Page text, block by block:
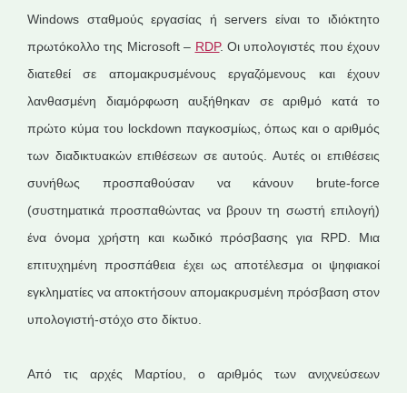
Windows σταθμούς εργασίας ή servers είναι το ιδιόκτητο
πρωτόκολλο της Microsoft – RDP. Οι υπολογιστές που έχουν
διατεθεί σε απομακρυσμένους εργαζόμενους και έχουν
λανθασμένη διαμόρφωση αυξήθηκαν σε αριθμό κατά το
πρώτο κύμα του lockdown παγκοσμίως, όπως και ο αριθμός
των διαδικτυακών επιθέσεων σε αυτούς. Αυτές οι επιθέσεις
συνήθως προσπαθούσαν να κάνουν brute-force
(συστηματικά προσπαθώντας να βρουν τη σωστή επιλογή)
ένα όνομα χρήστη και κωδικό πρόσβασης για RPD. Μια
επιτυχημένη προσπάθεια έχει ως αποτέλεσμα οι ψηφιακοί
εγκληματίες να αποκτήσουν απομακρυσμένη πρόσβαση στον
υπολογιστή-στόχο στο δίκτυο.
Από τις αρχές Μαρτίου, ο αριθμός των ανιχνεύσεων